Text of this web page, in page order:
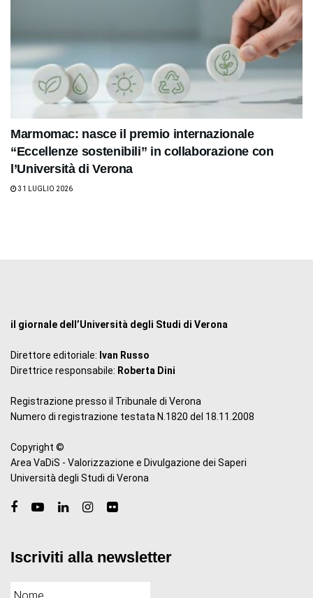
Marmomac: nasce il premio internazionale
“Eccellenze sostenibili” in collaborazione con
l’Università di Verona
31 LUGLIO 2026
il giornale dell’Università degli Studi di Verona
Direttore editoriale: Ivan Russo
Direttrice responsabile: Roberta Dini
Registrazione presso il Tribunale di Verona
Numero di registrazione testata N.1820 del 18.11.2008
Copyright ©
Area VaDiS - Valorizzazione e Divulgazione dei Saperi
Università degli Studi di Verona
Iscriviti alla newsletter